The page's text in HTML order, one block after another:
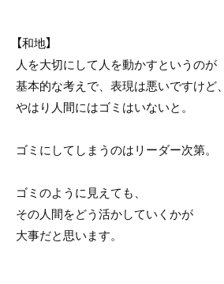
【和地】
人を大切にして人を動かすというのが
基本的な考えで、表現は悪いですけど、
やはり人間にはゴミはいないと。
ゴミにしてしまうのはリーダー次第。
ゴミのように見えても、
その人間をどう活かしていくかが
大事だと思います。